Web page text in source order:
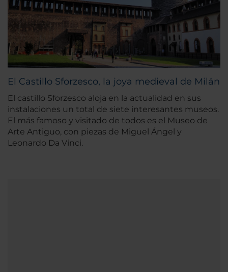
El Castillo Sforzesco, la joya medieval de Milán
El castillo Sforzesco aloja en la actualidad en sus
instalaciones un total de siete interesantes museos.
El más famoso y visitado de todos es el Museo de
Arte Antiguo, con piezas de Miguel Ángel y
Leonardo Da Vinci.